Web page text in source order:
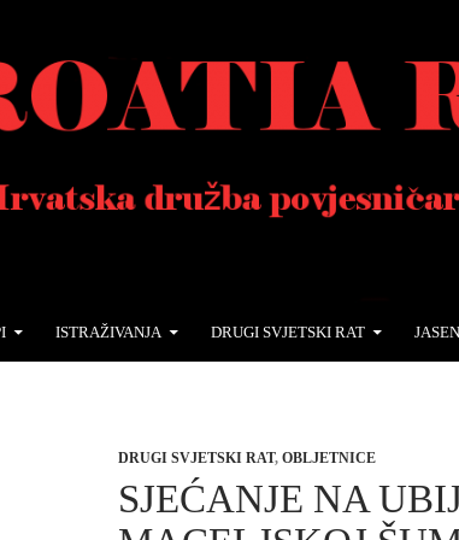
ISTRAŽIVANJA DRUGI SVJETSKI RAT
DRUGI SVJETSKI RAT, OBLJETNICE
SJEĆANJE NA